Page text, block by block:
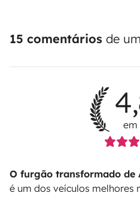
15 comentários de
em
O furgão transformado de
é um dos veículos melhores